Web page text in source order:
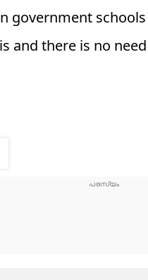
government
and there is no